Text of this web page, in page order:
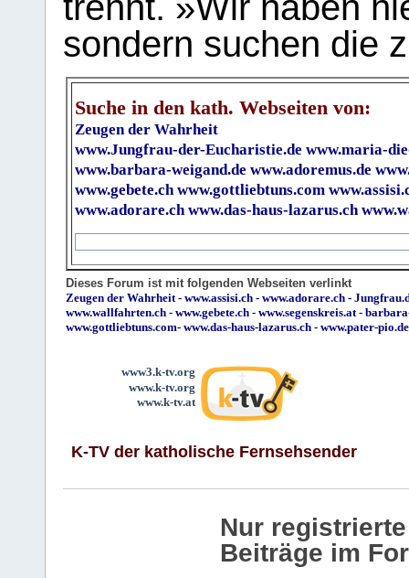
sondern suchen die
Suche in den kath. Webseiten von:
Zeugen der Wahrheit
www.Jungfrau-der-Eucharistie.de www.maria-
www.barbara-weigand.de www.adoremus.de
www.gebete.ch www.gottliebtuns.com
www.adorare.ch www.das-haus-lazarus.ch
Dieses Forum ist mit folgenden Webseiten verlinkt
Zeugen der Wahrheit- www.assisi.ch - www.adorare.ch -
www.wallfahrten.ch - www.gebete.ch - www.segenskreis.at-
www.gottliebtuns.com- www.das-haus-lazarus.ch - www.pater-pio.de
www3.k-tv.org
www.k-tv.org
www.k-tv.at
K-TV der katholische Fernsehsender
Nur
Beiträge im